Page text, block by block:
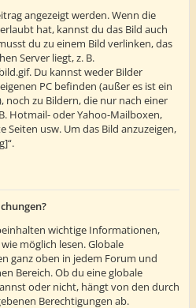
angezeigt werden. Wenn die
hat, kannst du das Bild auch
du zu einem Bild verlinken, das
Server liegt, z. B.
Du kannst weder Bilder
PC befinden (außer es ist ein
noch zu Bildern, die nur nach einer
Hotmail- oder Yahoo-Mailboxen,
Seiten usw. Um das Bild anzuzeigen,
wichtige Informationen,
möglich lesen. Globale
ganz oben in jedem Forum und
Bereich. Ob du eine globale
oder nicht, hängt von den durch
Berechtigungen ab.